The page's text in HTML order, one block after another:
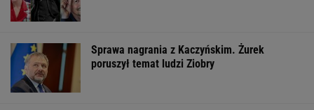
Sprawa nagrania z Kaczyńskim. Żurek
poruszył temat ludzi Ziobry